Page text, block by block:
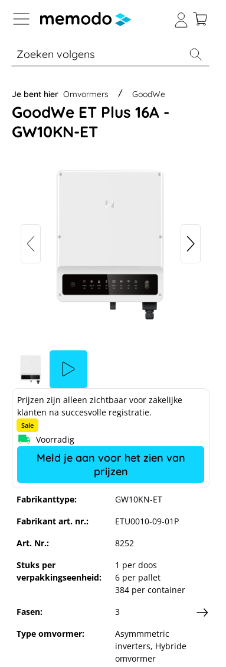
naar navigatie B2B-platform
% Sale Batterijopslag thuis
Je bent hier Omvormers GoodWe
GoodWe ET Plus 16A -
GW10KN-ET
GoodWe ET Plus 16A - GW10KN-ET
je
Fabrikanttype:
GW10KN-ET
Fabrikant art. nr.:
ETU0010-09-01P
Art. Nr.:
8252
Stuks per
verpakkingseenheid:
1 per doos
6 per pallet
384 per container
Fasen:
3
Type omvormer:
Asymmmetric
inverters, Hybride
omvormer
Prijzen zijn alleen zichtbaar voor zakelijke
klanten na succesvolle registratie.
Sale
Voorradig
Meld je aan voor het zien van
prijzen